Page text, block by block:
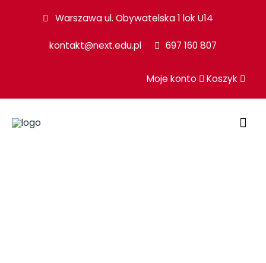
Warszawa ul. Obywatelska 1 lok U14
kontakt@next.edu.pl 697 160 807
Moje konto Koszyk